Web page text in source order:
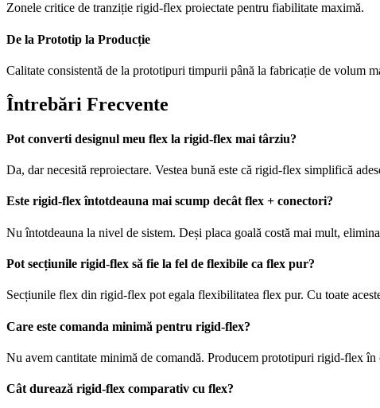
Zonele critice de tranziție rigid-flex proiectate pentru fiabilitate maximă.
De la Prototip la Producție
Calitate consistentă de la prototipuri timpurii până la fabricație de volum
Întrebări Frecvente
Pot converti designul meu flex la rigid-flex mai târziu?
Da, dar necesită reproiectare. Vestea bună este că rigid-flex simplifică
Este rigid-flex întotdeauna mai scump decât flex + conectori?
Nu întotdeauna la nivel de sistem. Deși placa goală costă mai mult,
Pot secțiunile rigid-flex să fie la fel de flexibile ca flex pur?
Secțiunile flex din rigid-flex pot egala flexibilitatea flex pur. Cu toate
Care este comanda minimă pentru rigid-flex?
Nu avem cantitate minimă de comandă. Producem prototipuri rigid-flex în
Cât durează rigid-flex comparativ cu flex?